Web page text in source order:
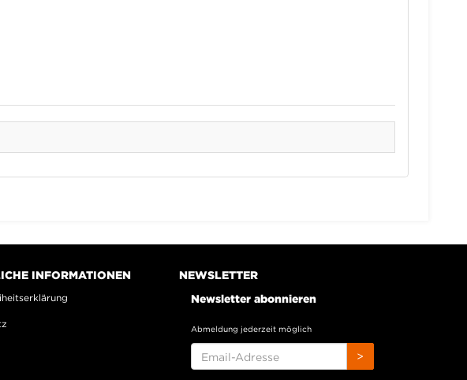
INFORMATIONEN
NEWSLETTER
Newsletter abonnieren
Abmeldung jederzeit möglich
ADRESSE
>